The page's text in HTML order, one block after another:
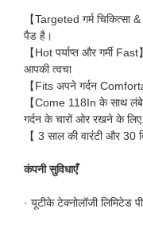
【Targeted गर्म
पैड है।
【Hot पर्याप्त और गर्मी
आपकी त्वचा
【Fits अपने गर्दन
【Come 118In के साथ लंबे
गर्दन के चारों ओर रखने के लिए.
【 3 साल की वारंटी और
कंपनी सुविधाएँ
· यूटीके टेक्नोलॉजी लिमिटेड